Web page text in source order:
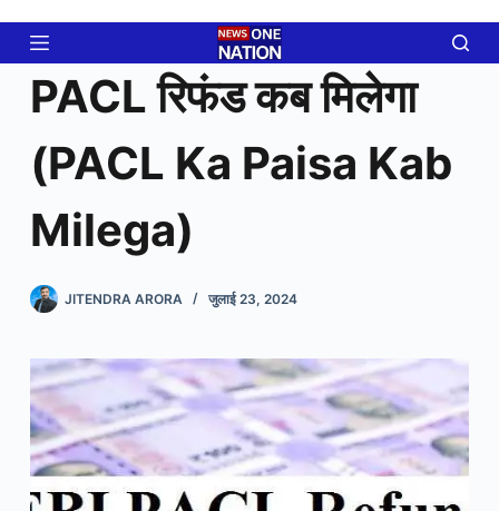
contentPACL रिफंड कब मिलेगा
(PACL Ka Paisa Kab
Milega)
JITENDRA ARORA जुलाई 23, 2024